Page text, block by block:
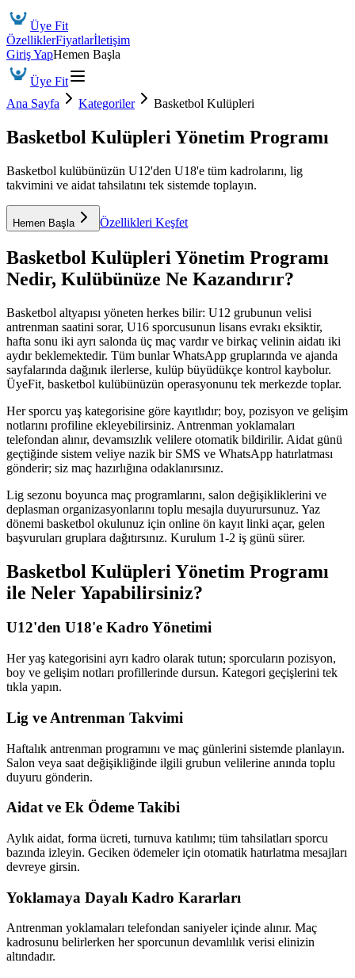
Üye Fit
ÖzelliklerFiyatlarİletişim
Giriş YapHemen Başla
Üye Fit
Ana Sayfa
Kategoriler Basketbol Kulüpleri
Basketbol Kulüpleri Yönetim Programı
Basketbol kulübünüzün U12'den U18'e tüm kadrolarını, lig
takvimini ve aidat tahsilatını tek sistemde toplayın.
Hemen Başla Özellikleri Keşfet
Basketbol Kulüpleri Yönetim Programı
Nedir, Kulübünüze Ne Kazandırır?
Basketbol altyapısı yöneten herkes bilir: U12 grubunun velisi
antrenman saatini sorar, U16 sporcusunun lisans evrakı eksiktir,
hafta sonu iki ayrı salonda üç maç vardır ve birkaç velinin aidatı iki
aydır beklemektedir. Tüm bunlar WhatsApp gruplarında ve ajanda
sayfalarında dağınık ilerlerse, kulüp büyüdükçe kontrol kaybolur.
ÜyeFit, basketbol kulübünüzün operasyonunu tek merkezde toplar.
Her sporcu yaş kategorisine göre kayıtlıdır; boy, pozisyon ve gelişim
notlarını profiline ekleyebilirsiniz. Antrenman yoklamaları
telefondan alınır, devamsızlık velilere otomatik bildirilir. Aidat günü
geçtiğinde sistem veliye nazik bir SMS ve WhatsApp hatırlatması
gönderir; siz maç hazırlığına odaklanırsınız.
Lig sezonu boyunca maç programlarını, salon değişikliklerini ve
deplasman organizasyonlarını toplu mesajla duyurursunuz. Yaz
dönemi basketbol okulunuz için online ön kayıt linki açar, gelen
başvuruları gruplara dağıtırsınız. Kurulum 1-2 iş günü sürer.
Basketbol Kulüpleri Yönetim Programı
ile Neler Yapabilirsiniz?
U12'den U18'e Kadro Yönetimi
Her yaş kategorisini ayrı kadro olarak tutun; sporcuların pozisyon,
boy ve gelişim notları profillerinde dursun. Kategori geçişlerini tek
tıkla yapın.
Lig ve Antrenman Takvimi
Haftalık antrenman programını ve maç günlerini sistemde planlayın.
Salon veya saat değişikliğinde ilgili grubun velilerine anında toplu
duyuru gönderin.
Aidat ve Ek Ödeme Takibi
Aylık aidat, forma ücreti, turnuva katılımı; tüm tahsilatları sporcu
bazında izleyin. Geciken ödemeler için otomatik hatırlatma mesajları
devreye girsin.
Yoklamaya Dayalı Kadro Kararları
Antrenman yoklamaları telefondan saniyeler içinde alınır. Maç
kadrosunu belirlerken her sporcunun devamlılık verisi elinizin
altındadır.